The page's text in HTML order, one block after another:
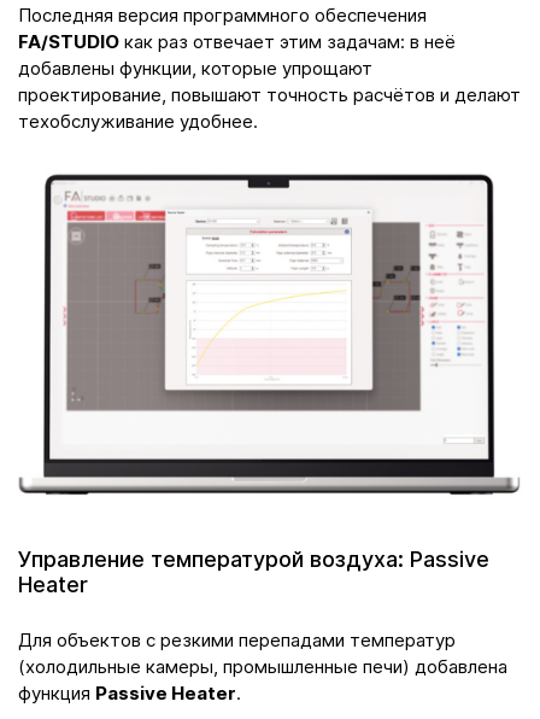
Последняя версия программного обеспечения
FA/STUDIO как раз отвечает этим задачам: в неё
добавлены функции, которые упрощают
проектирование, повышают точность расчётов и делают
техобслуживание удобнее.
Управление температурой воздуха: Passive
Heater
Для объектов с резкими перепадами температур
(холодильные камеры, промышленные печи) добавлена
функция Passive Heater.